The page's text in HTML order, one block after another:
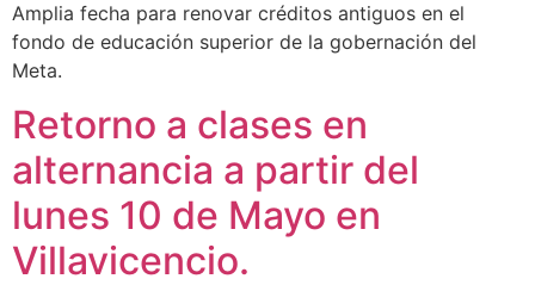
Amplia fecha para renovar créditos antiguos en el
fondo de educación superior de la gobernación del
Meta.
Retorno a clases en
alternancia a partir del
lunes 10 de Mayo en
Villavicencio.